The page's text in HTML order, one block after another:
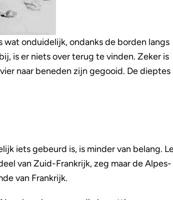
onduidelijk, ondanks de borden langs
is er niets over terug te vinden. Zeker is
naar beneden zijn gegooid. De dieptes
iets gebeurd is, is minder van belang.
van Zuid-Frankrijk, zeg maar de Alpes-
van Frankrijk.